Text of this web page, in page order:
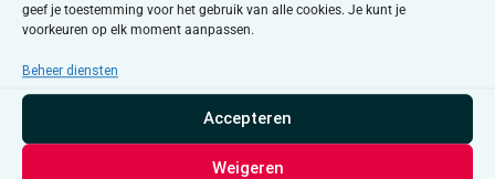
geef je toestemming voor het gebruik van alle cookies. Je kunt je
voorkeuren op elk moment aanpassen.
Beheer diensten
Accepteren
Weigeren